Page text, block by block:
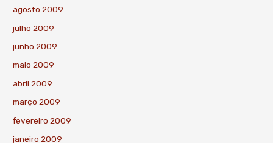
agosto 2009
julho 2009
junho 2009
maio 2009
abril 2009
março 2009
fevereiro 2009
janeiro 2009